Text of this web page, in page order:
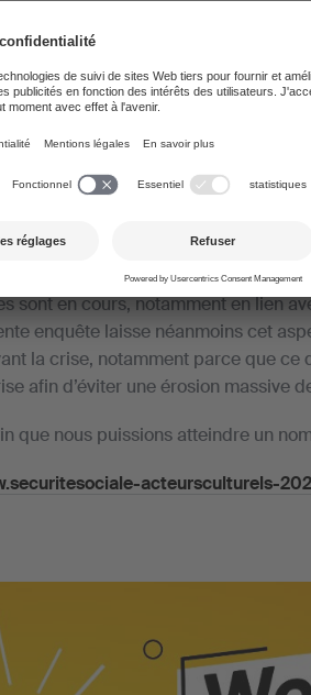
des discussions publiques et
en évidence des lacunes
des «indépendants», dont les
entre «travailleurs
conditions précaires des acteurs
opportunité pour proposer des
Cela a conduit Suisseculture
, à confier au bureau d’étude et
couverture sociale des acteurs
sont en cours, notamment en lien
enquête laisse néanmoins cet
la crise, notamment parce que
afin d’éviter une érosion massive
que nous puissions atteindre un
acteursculturels-